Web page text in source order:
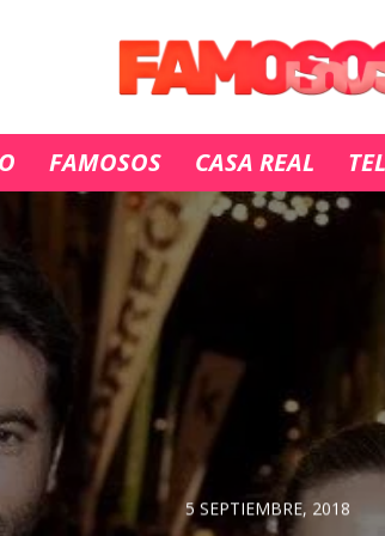
FAMOSOS CASA REAL
5 SEPTIEMBRE, 2018